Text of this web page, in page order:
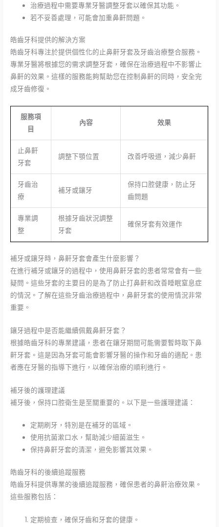
治療過程中需要專業牙醫調整牙套以確保其功能。
若不妥善處理，可能會加重鼻鼾問題。
皓齒牙科提供的解決方案
皓齒牙科專注於提供個性化的止鼻鼾牙套及牙齒治療整合服務。
專業牙醫將根據您的需求調整牙套，確保在治療過程中不影響止
鼻鼾的效果。這樣的服務能夠幫助您在控制鼻鼾的同時，安全完
成牙齒修復。
服務項
目
內容 效果
止鼻鼾
牙套
調整下顎位置 改善呼吸道，減少鼻鼾
牙齒治
療
補牙或鑲牙
保持口腔健康，防止牙
齒問題
專業調
整
根據牙齒狀況調整
牙套
確保牙套有效運作
補牙或鑲牙時，鼻鼾牙套會產生什麼影響？
在進行補牙或鑲牙的過程中，使用鼻鼾牙套的患者常常會有一些
疑問。這些牙套的主要目的是為了防止打鼻鼾和改善睡眠窒息症
的情況。了解在這些牙齒治療過程中，鼻鼾牙套的使用情況非常
重要。
鑲牙過程中是否能繼續佩戴鼻鼾牙套？
根據皓齒牙科的專業建議，患者在鑲牙期間可能需要暫時取下鼻
鼾牙套。這是因為牙套可能會影響牙醫的操作和牙齒的適配。患
者應在牙醫的指導下進行，以確保治療的順利進行。
補牙後的護理建議
補牙後，保持口腔衛生是至關重要的。以下是一些護理建議：
定期刷牙，特別是在補牙的區域。
使用抗菌漱口水，幫助減少細菌滋生。
保持鼻鼾牙套的清潔，避免影響其效果。
皓齒牙科的後續追蹤服務
皓齒牙科提供專業的後續追蹤服務，確保患者的鼻鼾治療效果。
這些服務包括：
定期檢查，確保牙齒和牙套的健康。